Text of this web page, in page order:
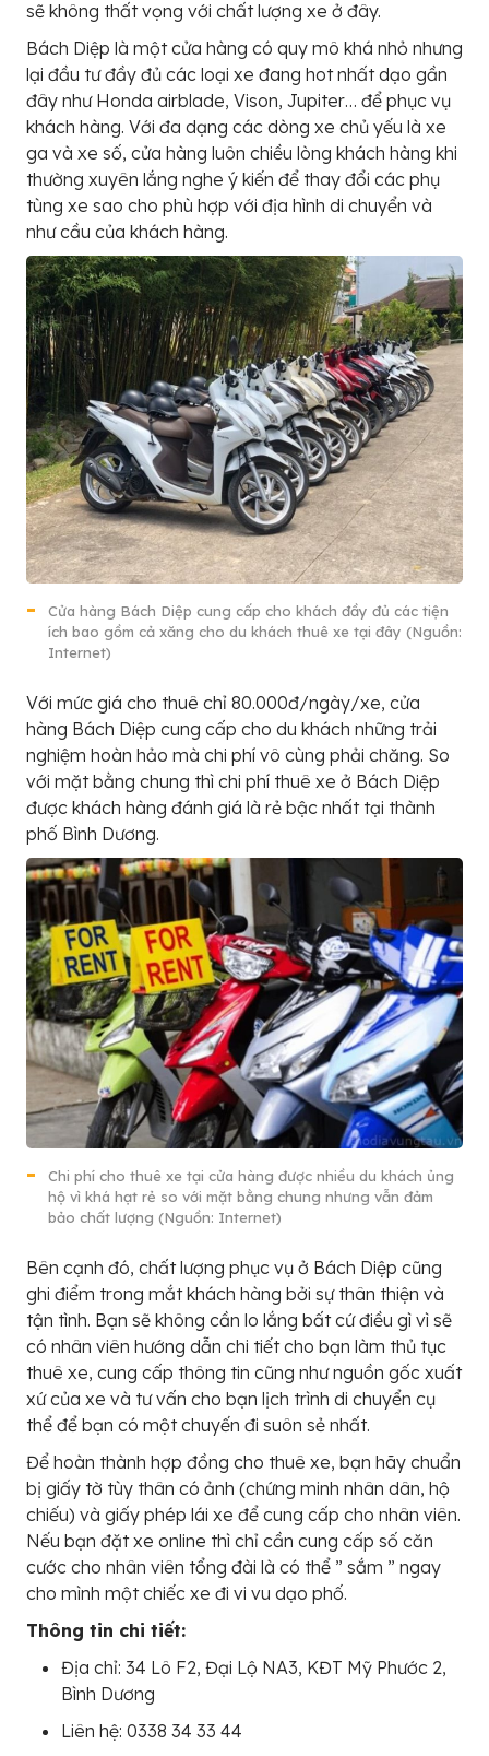
sẽ không thất vọng với chất lượng xe ở đây.
Bách Diệp là một cửa hàng có quy mô khá nhỏ nhưng
lại đầu tư đầy đủ các loại xe đang hot nhất dạo gần
đây như Honda airblade, Vison, Jupiter… để phục vụ
khách hàng. Với đa dạng các dòng xe chủ yếu là xe
ga và xe số, cửa hàng luôn chiều lòng khách hàng khi
thường xuyên lắng nghe ý kiến để thay đổi các phụ
tùng xe sao cho phù hợp với địa hình di chuyển và
như cầu của khách hàng.
Cửa hàng Bách Diệp cung cấp cho khách đầy đủ các tiện
ích bao gồm cả xăng cho du khách thuê xe tại đây (Nguồn:
Internet)
Với mức giá cho thuê chỉ 80.000đ/ngày/xe, cửa
hàng Bách Diệp cung cấp cho du khách những trải
nghiệm hoàn hảo mà chi phí vô cùng phải chăng. So
với mặt bằng chung thì chi phí thuê xe ở Bách Diệp
được khách hàng đánh giá là rẻ bậc nhất tại thành
phố Bình Dương.
Chi phí cho thuê xe tại cửa hàng được nhiều du khách ủng
hộ vì khá hạt rẻ so với mặt bằng chung nhưng vẫn đảm
bảo chất lượng (Nguồn: Internet)
Bên cạnh đó, chất lượng phục vụ ở Bách Diệp cũng
ghi điểm trong mắt khách hàng bởi sự thân thiện và
tận tình. Bạn sẽ không cần lo lắng bất cứ điều gì vì sẽ
có nhân viên hướng dẫn chi tiết cho bạn làm thủ tục
thuê xe, cung cấp thông tin cũng như nguồn gốc xuất
xứ của xe và tư vấn cho bạn lịch trình di chuyển cụ
thể để bạn có một chuyến đi suôn sẻ nhất.
Để hoàn thành hợp đồng cho thuê xe, bạn hãy chuẩn
bị giấy tờ tùy thân có ảnh (chứng minh nhân dân, hộ
chiếu) và giấy phép lái xe để cung cấp cho nhân viên.
Nếu bạn đặt xe online thì chỉ cần cung cấp số căn
cước cho nhân viên tổng đài là có thể ” sắm ” ngay
cho mình một chiếc xe đi vi vu dạo phố.
Thông tin chi tiết:
Địa chỉ: 34 Lô F2, Đại Lộ NA3, KĐT Mỹ Phước 2,
Bình Dương
Liên hệ: 0338 34 33 44